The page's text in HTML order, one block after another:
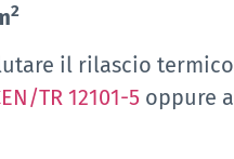
2
il rilascio
TR 12101-5 oppure